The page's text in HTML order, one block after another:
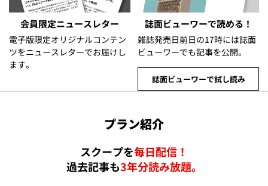
会員限定ニュースレター
電子版限定オリジナルコンテン
ツをニュースレターでお届けし
ます。
誌面ビューワーで読める！
雑誌発売日前日の17時には誌面
ビューワーでも記事を公開。
誌面ビューワーで試し読み
プラン紹介
スクープを毎日配信！
過去記事も3年分読み放題。